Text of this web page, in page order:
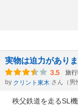
実物は迫力があり
3.5 旅
by クリント東木 さん（男
秩父鉄道を走るSL